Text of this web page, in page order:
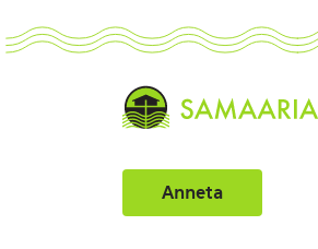
Anneta